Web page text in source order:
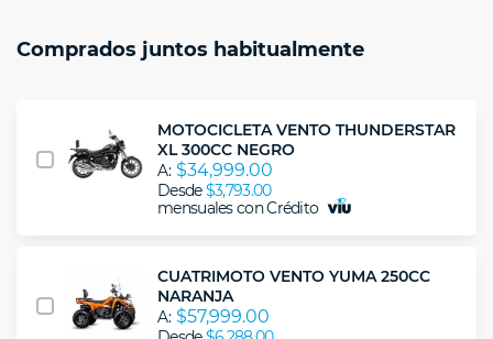
Comprados juntos habitualmente
MOTOCICLETA VENTO THUNDERSTAR
XL 300CC NEGRO
A: $34,999.00
Desde$3,793.00
mensuales con Crédito
CUATRIMOTO VENTO YUMA 250CC
NARANJA
A: $57,999.00